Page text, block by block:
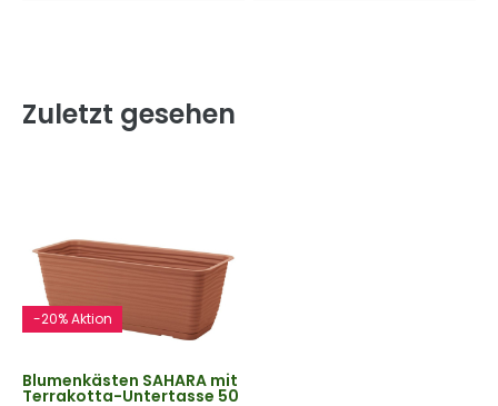
Zuletzt gesehen
-20% Aktion
Blumenkästen SAHARA mit
Terrakotta-Untertasse 50